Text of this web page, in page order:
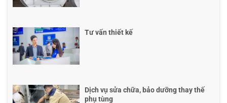
Tư vấn thiết kế
Dịch vụ sửa chữa, bảo dưỡng thay thế
phụ tùng